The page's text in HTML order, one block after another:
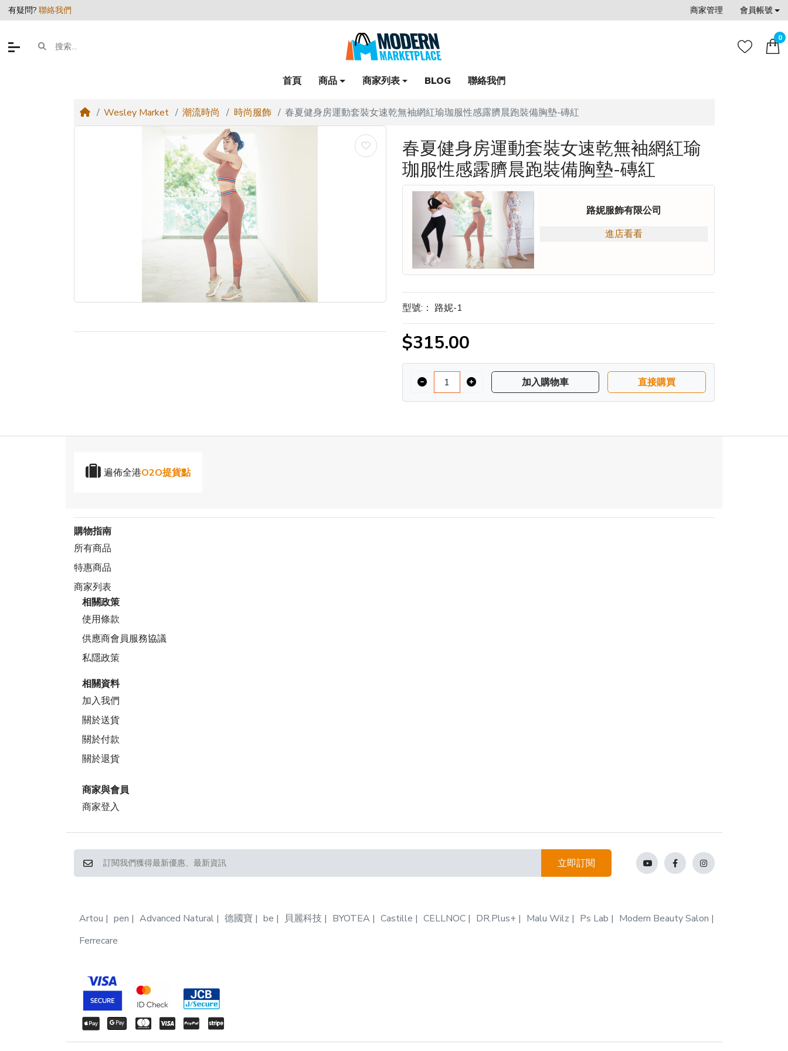
有疑問? 聯絡我們 商家管理 會員帳號
0
首頁 商品 商家列表 BLOG 聯絡我們
Wesley Market 潮流時尚 時尚服飾 春夏健身房運動套裝女速乾無袖網紅瑜珈服性感露臍晨跑裝備胸墊-磚紅
春夏健身房運動套裝女速乾無袖網紅瑜
珈服性感露臍晨跑裝備胸墊-磚紅
型號:： 路妮-1
$315.00
加入購物車 直接購買
路妮服飾有限公司
進店看看
遍佈全港O2O提貨點
購物指南
所有商品
特惠商品
商家列表
相關政策
使用條款
供應商會員服務協議
私隱政策
相關資料
加入我們
關於送貨
關於付款
關於退貨
商家與會員
商家登入
立即訂閱
Artou pen Advanced Natural 德國寶 be 貝麗科技 BYOTEA Castille CELLNOC DR.Plus+ Malu Wilz Ps Lab
Modern Beauty Salon
Ferrecare